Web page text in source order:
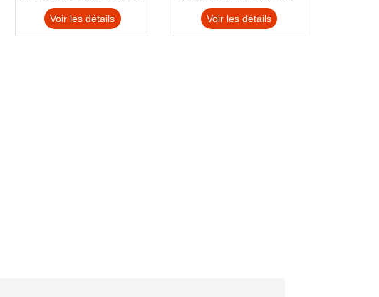
Voir les détails Voir les détails